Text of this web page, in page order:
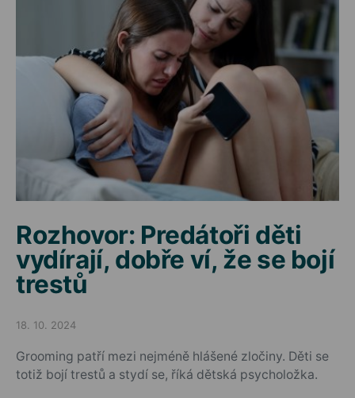
Rozhovor: Predátoři děti
vydírají, dobře ví, že se bojí
trestů
Posted on
18. 10. 2024
Grooming patří mezi nejméně hlášené zločiny. Děti se
totiž bojí trestů a stydí se, říká dětská psycholožka.